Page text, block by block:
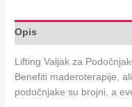
Opis
Lifting Valjak za
Benefiti maderoterapije,
podočnjake su brojni, a